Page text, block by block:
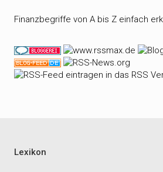
Finanzbegriffe von A bis Z einfach
Lexikon